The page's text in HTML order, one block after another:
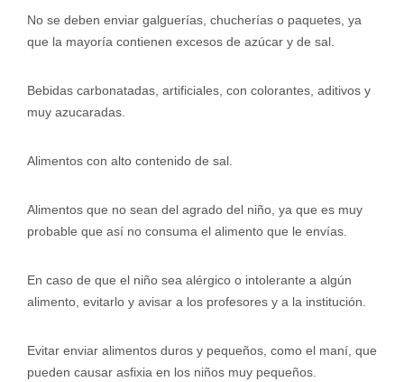
No se deben enviar galguerías, chucherías o paquetes, ya
que la mayoría contienen excesos de azúcar y de sal.
Bebidas carbonatadas, artificiales, con colorantes, aditivos y
muy azucaradas.
Alimentos con alto contenido de sal.
Alimentos que no sean del agrado del niño, ya que es muy
probable que así no consuma el alimento que le envías.
En caso de que el niño sea alérgico o intolerante a algún
alimento, evitarlo y avisar a los profesores y a la institución.
Evitar enviar alimentos duros y pequeños, como el maní, que
pueden causar asfixia en los niños muy pequeños.